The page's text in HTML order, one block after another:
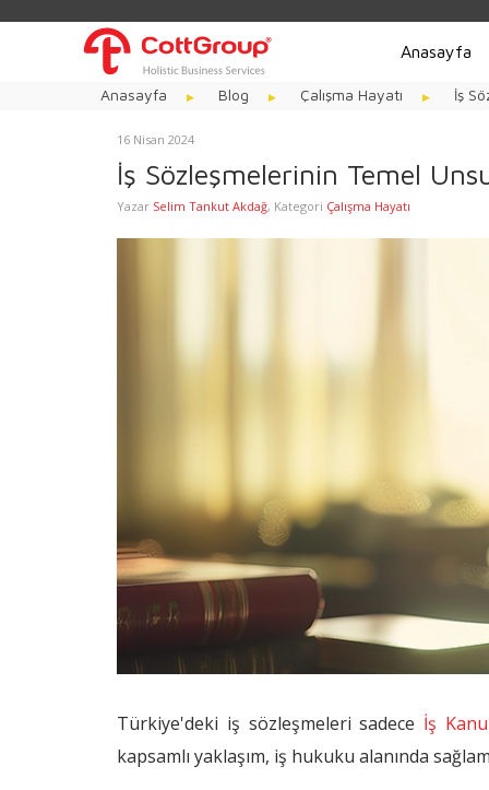
Anasayfa
Anasayfa Blog Çalışma Hayatı İş
16 Nisan 2024
İş Sözleşmelerinin Temel
Yazar Selim Tankut Akdağ, Kategori Çalışma Hayatı
Türkiye'deki iş sözleşmeleri sadece İş
kapsamlı yaklaşım, iş hukuku alanında